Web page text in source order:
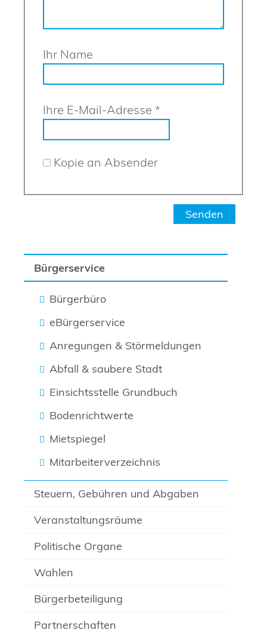
Bürgerservice
Bürgerbüro
eBürgerservice
Anregungen & Störmeldungen
Abfall & saubere Stadt
Einsichtsstelle Grundbuch
Bodenrichtwerte
Mietspiegel
Mitarbeiterverzeichnis
Steuern, Gebühren und Abgaben
Veranstaltungsräume
Politische Organe
Wahlen
Bürgerbeteiligung
Partnerschaften
Ihr Name
Ihre E-Mail-Adresse *
Kopie an Absender